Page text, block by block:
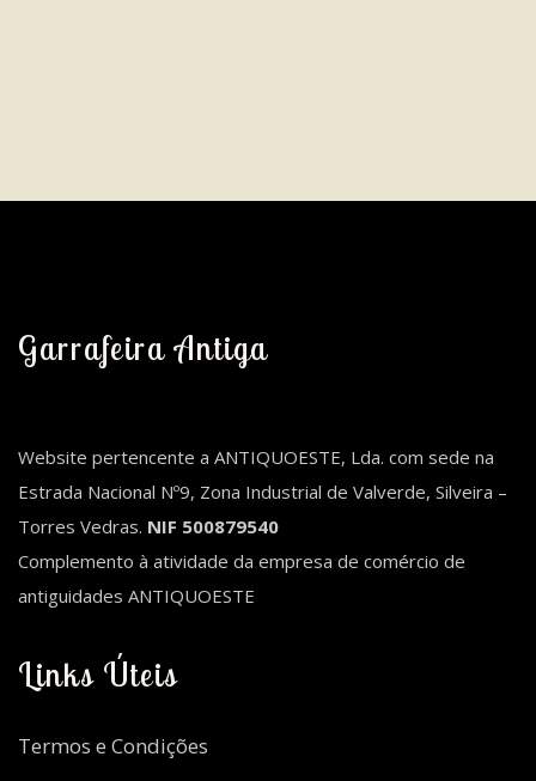
Garrafeira Antiga
Website pertencente a ANTIQUOESTE, Lda. com sede na
Estrada Nacional Nº9, Zona Industrial de Valverde, Silveira –
Torres Vedras. NIF 500879540
Complemento à atividade da empresa de comércio de
antiguidades ANTIQUOESTE
Links Úteis
Termos e Condições